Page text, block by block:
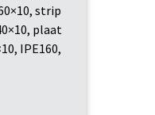
strip
plaat
IPE160,